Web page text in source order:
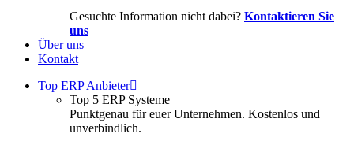
Gesuchte Information nicht dabei? Kontaktieren Sie
uns
Über uns
Kontakt
Top ERP Anbieter
Top 5 ERP Systeme
Punktgenau für euer Unternehmen. Kostenlos und
unverbindlich.